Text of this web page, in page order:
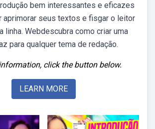
bem interessantes e eficazes
aprimorar seus textos e fisgar o leitor
linha. Webdescubra como criar uma
para qualquer tema de redação.
click the button below.
LEARN MORE